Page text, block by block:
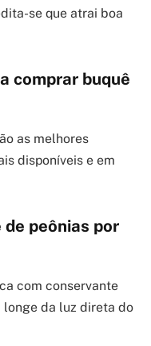
se que atrai boa
comprar buquê
as melhores
disponíveis e em
de peônias por
com conservante
da luz direta do